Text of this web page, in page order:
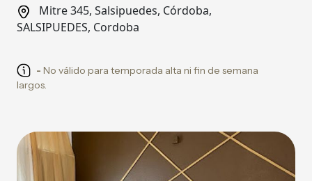
Mitre 345, Salsipuedes, Córdoba,
SALSIPUEDES, Cordoba
- No válido para temporada alta ni fin de semana
largos.